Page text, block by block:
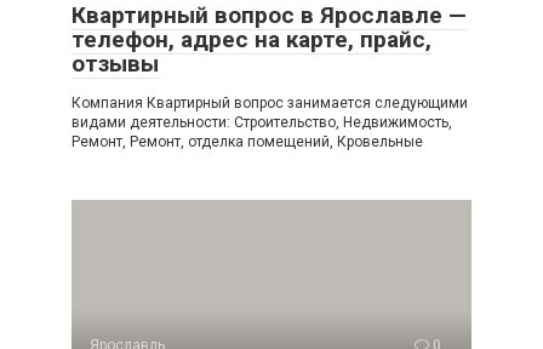
Квартирный вопрос в Ярославле —
телефон, адрес на карте, прайс,
отзывы
Компания Квартирный вопрос занимается следующими
видами деятельности: Строительство, Недвижимость,
Ремонт, Ремонт, отделка помещений, Кровельные
Ярославль 0